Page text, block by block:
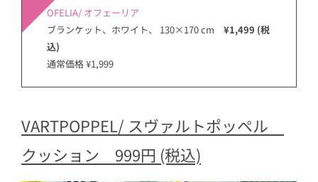
OFELIA/ オフェーリア
ブランケット、ホワイト、 130×170 cm ¥1,499 (税
込)
通常価格 ¥1,999
VARTPOPPEL/ スヴァルトポッペル
クッション 999円 (税込)